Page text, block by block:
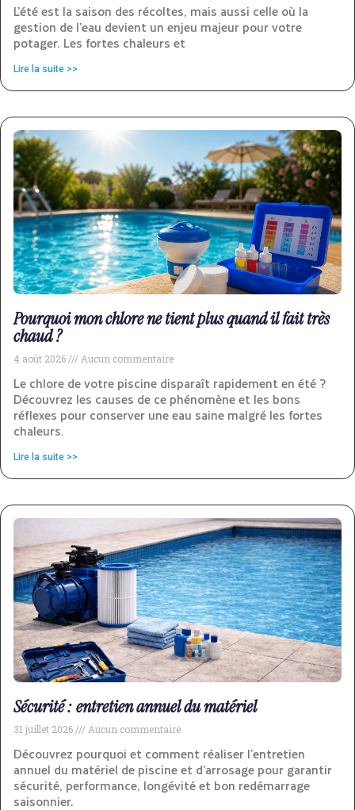
L’été est la saison des récoltes, mais aussi celle où la
gestion de l’eau devient un enjeu majeur pour votre
potager. Les fortes chaleurs et
Lire la suite >>
Pourquoi mon chlore ne tient plus quand il fait très
chaud ?
4 août 2026 Aucun commentaire
Le chlore de votre piscine disparaît rapidement en été ?
Découvrez les causes de ce phénomène et les bons
réflexes pour conserver une eau saine malgré les fortes
chaleurs.
Lire la suite >>
Sécurité : entretien annuel du matériel
31 juillet 2026 Aucun commentaire
Découvrez pourquoi et comment réaliser l’entretien
annuel du matériel de piscine et d’arrosage pour garantir
sécurité, performance, longévité et bon redémarrage
saisonnier.